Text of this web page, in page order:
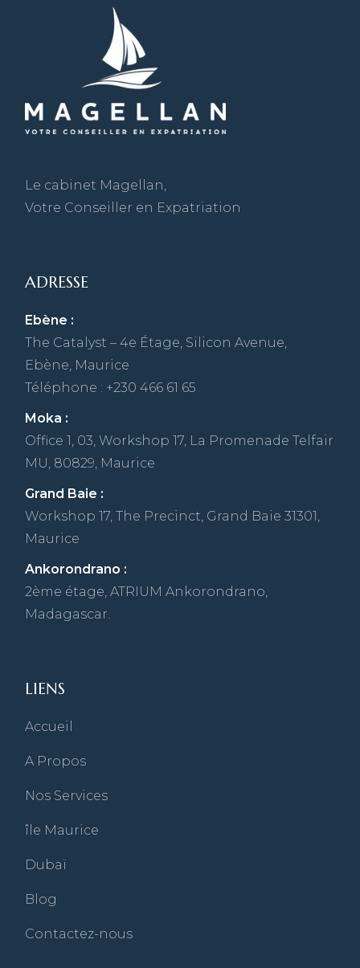
Le cabinet Magellan,
Votre Conseiller en Expatriation
ADRESSE
Ebène :
The Catalyst – 4e Étage, Silicon Avenue,
Ebène, Maurice
Téléphone : +230 466 61 65
Moka :
Office 1, 03, Workshop 17, La Promenade Telfair
MU, 80829, Maurice
Grand Baie :
Workshop 17, The Precinct, Grand Baie 31301,
Maurice
Ankorondrano :
2ème étage, ATRIUM Ankorondrano,
Madagascar.
LIENS
Accueil
A Propos
Nos Services
île Maurice
Dubaï
Blog
Contactez-nous